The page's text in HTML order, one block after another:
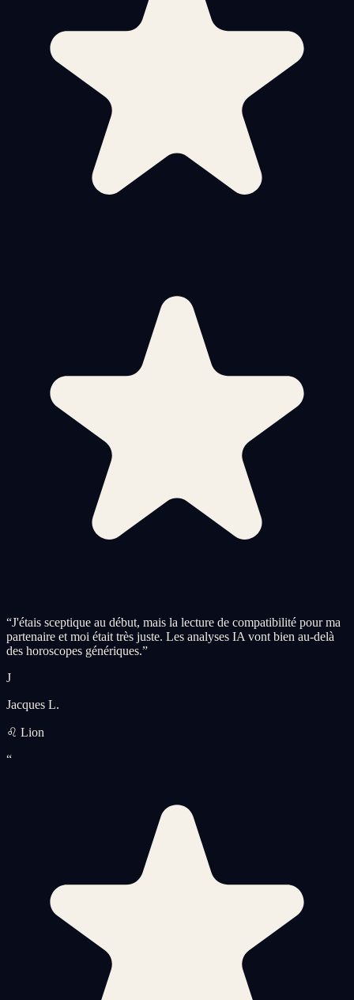
“J'étais sceptique au début, mais la lecture de compatibilité pour ma
partenaire et moi était très juste. Les analyses IA vont bien au-delà
des horoscopes génériques.”
J
Jacques L.
♌ Lion
“